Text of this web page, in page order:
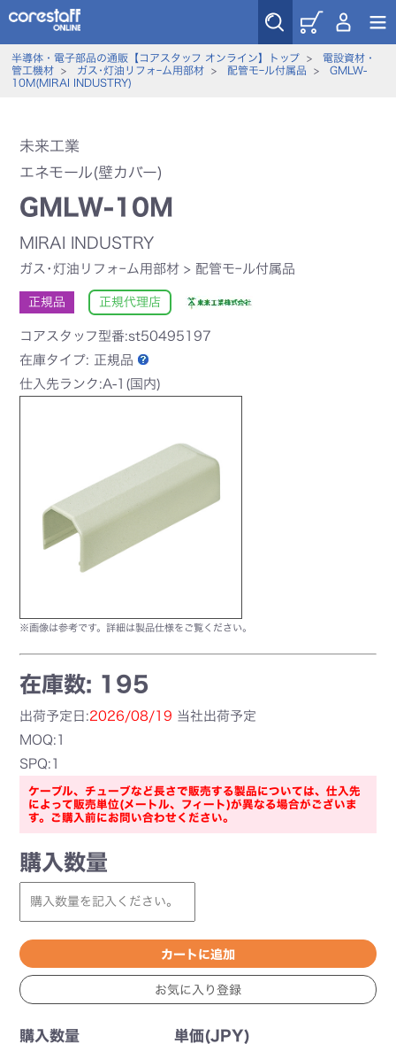
半導体・電子部品の通販【コアスタッフ オンライン】トップ> 電設資材・
管工機材> ガス･灯油リフォｰム用部材> 配管モｰル付属品 > GMLW-
10M(MIRAI INDUSTRY)
未来工業
エネモール(壁カバー)
GMLW-10M
MIRAI INDUSTRY
ガス･灯油リフォｰム用部材 > 配管モｰル付属品
正規品 正規代理店
コアスタッフ型番:st50495197
在庫タイプ: 正規品
仕入先ランク:A-1(国内)
※画像は参考です。詳細は製品仕様をご覧ください。
在庫数: 195
出荷予定日:2026/08/19 当社出荷予定
MOQ:1
SPQ:1
ケーブル、チューブなど長さで販売する製品については、仕入先
によって販売単位(メートル、フィート)が異なる場合がございま
す。ご購入前にお問い合わせください。
購入数量
購入数量 単価(JPY)